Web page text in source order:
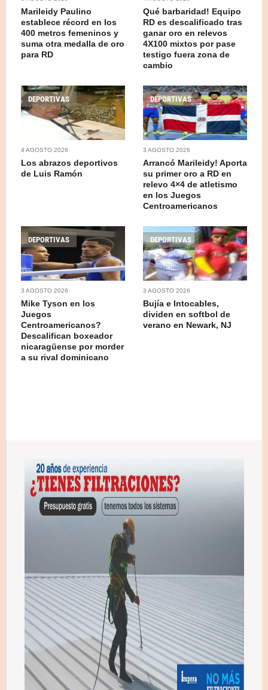
Marileidy Paulino
establece récord en los
400 metros femeninos y
suma otra medalla de oro
para RD
Qué barbaridad! Equipo
RD es descalificado tras
ganar oro en relevos
4X100 mixtos por pase
testigo fuera zona de
cambio
DEPORTIVAS
4 AGOSTO 2026
Los abrazos deportivos
de Luis Ramón
DEPORTIVAS
3 AGOSTO 2026
Arrancó Marileidy! Aporta
su primer oro a RD en
relevo 4×4 de atletismo
en los Juegos
Centroamericanos
DEPORTIVAS
3 AGOSTO 2026
Mike Tyson en los
Juegos
Centroamericanos?
Descalifican boxeador
nicaragüense por morder
a su rival dominicano
DEPORTIVAS
3 AGOSTO 2026
Bujía e Intocables,
dividen en softbol de
verano en Newark, NJ